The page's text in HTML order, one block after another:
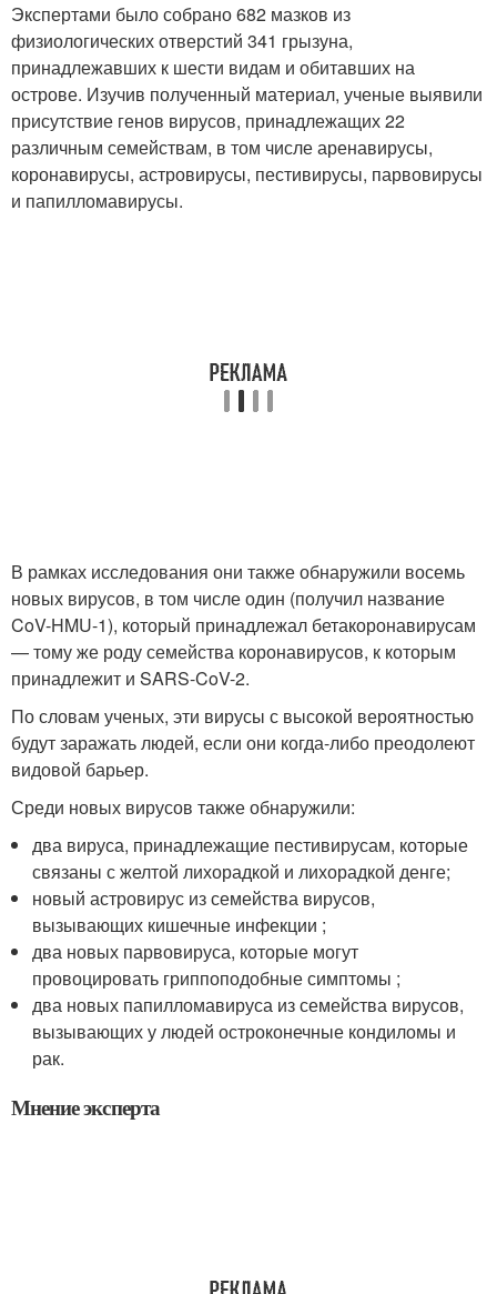
Экспертами было собрано 682 мазков из
физиологических отверстий 341 грызуна,
принадлежавших к шести видам и обитавших на
острове. Изучив полученный материал, ученые выявили
присутствие генов вирусов, принадлежащих 22
различным семействам, в том числе аренавирусы,
коронавирусы, астровирусы, пестивирусы, парвовирусы
и папилломавирусы.
В рамках исследования они также обнаружили восемь
новых вирусов, в том числе один (получил название
CoV-HMU-1), который принадлежал бетакоронавирусам
— тому же роду семейства коронавирусов, к которым
принадлежит и SARS-CoV-2.
По словам ученых, эти вирусы с высокой вероятностью
будут заражать людей, если они когда-либо преодолеют
видовой барьер.
Среди новых вирусов также обнаружили:
два вируса, принадлежащие пестивирусам, которые
связаны с желтой лихорадкой и лихорадкой денге;
новый астровирус из семейства вирусов,
вызывающих кишечные инфекции ;
два новых парвовируса, которые могут
провоцировать гриппоподобные симптомы ;
два новых папилломавируса из семейства вирусов,
вызывающих у людей остроконечные кондиломы и
рак.
Мнение эксперта